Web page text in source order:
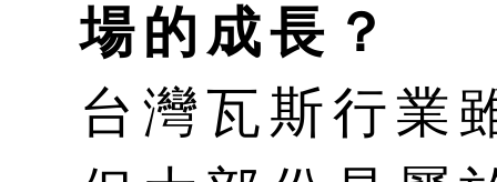
場的成長？
台灣瓦斯行業